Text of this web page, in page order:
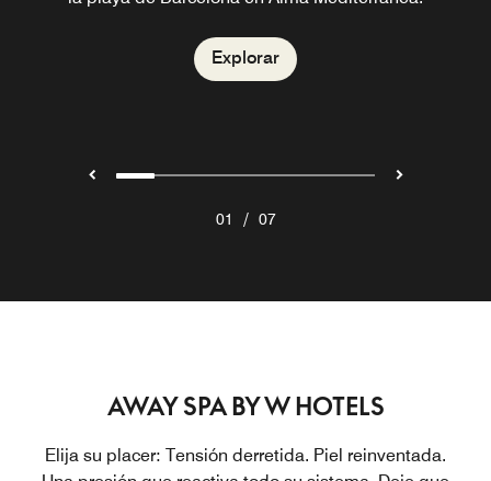
Explorar
Explorar
Explorar
Explorar
Explorar
01 / 07
AWAY SPA BY W HOTELS
Elija su placer: Tensión derretida. Piel reinventada.